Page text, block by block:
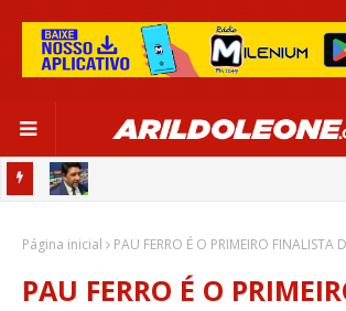
“SATISFAÇÃO MUITO GRANDE”
Página inicial PAU FERRO É O PRIMEIRO FINALISTA
PAU FERRO É O